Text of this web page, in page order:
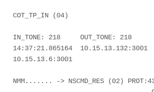
COT_TP_IN (04)
IN_TONE: 218     OUT_TONE: 218
14:37:21.865164  10.15.13.132:3001
10.15.13.6:3001
NMM....... -> NSCMD_RES (02)